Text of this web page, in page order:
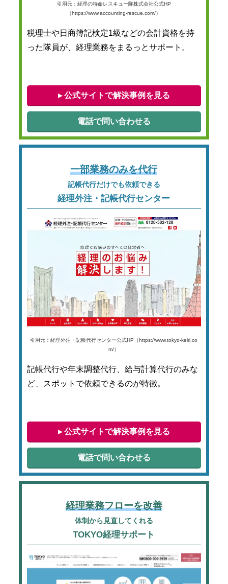
引用元：経理の特命レスキュー隊株式会社公式HP
（https://www.accounting-rescue.com/）
税理士や日商簿記検定1級などの会計資格を持
った隊員が、経理業務をまるっとサポート。
▸ 公式サイトで解決事例を見る
電話で問い合わせる
一部業務のみを代行
記帳代行だけでも依頼できる
経理外注・記帳代行センター
引用元：経理外注・記帳代行センター公式HP（https://www.tokyo-keiri.co
m/）
記帳代行や年末調整代行、給与計算代行のみな
ど、スポットで依頼できるのが特徴。
▸ 公式サイトで解決事例を見る
電話で問い合わせる
経理業務フローを改善
体制から見直してくれる
TOKYO経理サポート